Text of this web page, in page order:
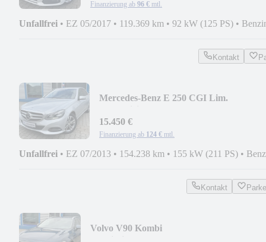
Finanzierung ab 96 € mtl.
Unfallfrei • EZ 05/2017 • 119.369 km • 92 kW (125 PS) •
Kontakt
Mercedes-Benz E 250 CGI Lim.
15.450 €
Finanzierung ab 124 € mtl.
Unfallfrei • EZ 07/2013 • 154.238 km • 155 kW (211 PS) •
Kontakt
Volvo V90 Kombi